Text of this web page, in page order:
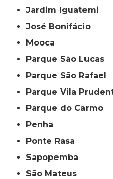
Jardim Iguatemi
José Bonifácio
Mooca
Parque São Lucas
Parque São Rafael
Parque Vila
Parque do Carmo
Penha
Ponte Rasa
Sapopemba
São Mateus